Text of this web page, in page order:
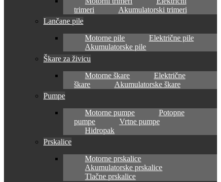
trimeri
Akumulatorski trimeri
Lančane pile
Motorne pile
Električne pile
Akumulatorske pile
Škare za živicu
Motorne škare
Električne
škare
Akumulatorske škare
Pumpe
Motorne pumpe
Potopne
pumpe
Vrtne pumpe
Hidropak
Prskalice
Motorne prskalice
Akumulatorske prskalice
Tlačne prskalice